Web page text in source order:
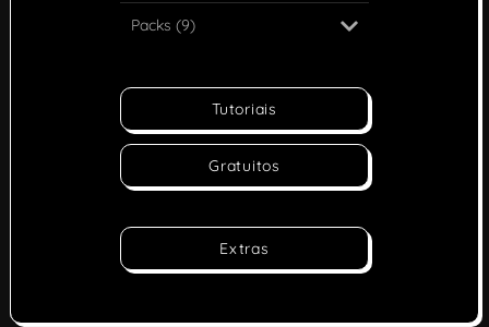
Packs (9)
Tutoriais
Gratuitos
Extras